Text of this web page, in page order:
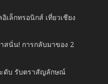
เล็กทรอนิกส์ เที่ยวเชียง
สนั่น! การกลับมาของ 2
ะดับ รับตราสัญลักษณ์